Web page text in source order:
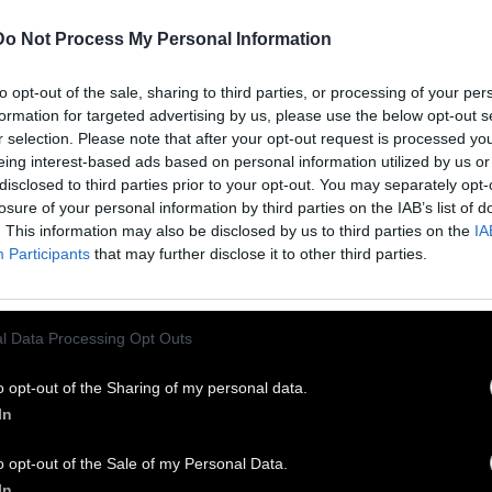
Not Process My Personal Information
opt-out of the sale, sharing to third parties, or processing of your
for targeted advertising by us, please use the below opt-out
selection. Please note that after your opt-out request is processed
interest-based ads based on personal information utilized by us
to third parties prior to your opt-out. You may separately
of your personal information by third parties on the IAB’s list of
This information may also be disclosed by us to third parties on the
Participants that may further disclose it to other third parties.
Data Processing Opt Outs
opt-out of the Sharing of my personal data.
opt-out of the Sale of my Personal Data.
κάθε βράδυ και πιο πολύ.
να 'ναι; όλο ρωτάω
μια στιγμή τα μάτια σου.
αργεί! σκέφτομαι και με πειράζει.
φτωχός, ανόητος και θλιμμένος,
εσύ κι είσαι θύελλα
φτερούγισε μέσα απ' τις βερυκοκιές.
αυτό σ' αγαπώ κι όχι γι' αυτό,
πρέπει να 'ναι ο έρωτας
και ολικός,
και πενθοφορεμένος,